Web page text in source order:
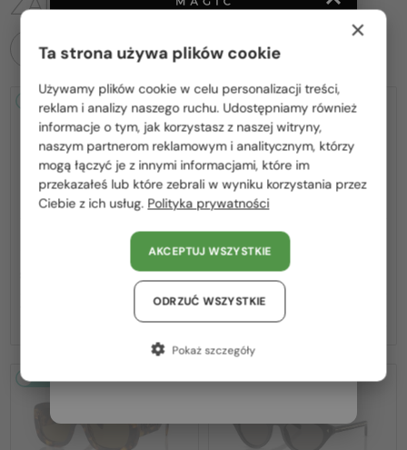
WSZYSTKIE PRODUKTY
2-4 DNI
Sončna očala
SOCZEWKAMI POLARYZACYJNYMI
Sončna očala
PR A17S - 16K731 - 54
1 080 PLN
Proszę wybierz z listy odpowiedni dla Ciebie kraj:
Polska / PL
România / RO
Magyarország / HU
United Arab Emirates / EN
Austria / AT
Niemcy / DE
Włochy / IT
×
Ta strona używa plików cookie
Używamy plików cookie w celu personalizacji treści,
reklam i analizy naszego ruchu. Udostępniamy również
informacje o tym, jak korzystasz z naszej witryny,
naszym partnerom reklamowym i analitycznym, którzy
mogą łączyć je z innymi informacjami, które im
przekazałeś lub które zebrali w wyniku korzystania przez
Ciebie z ich usług. Polityka prywatności
AKCEPTUJ WSZYSTKIE
ODRZUĆ WSZYSTKIE
Pokaż szczegóły